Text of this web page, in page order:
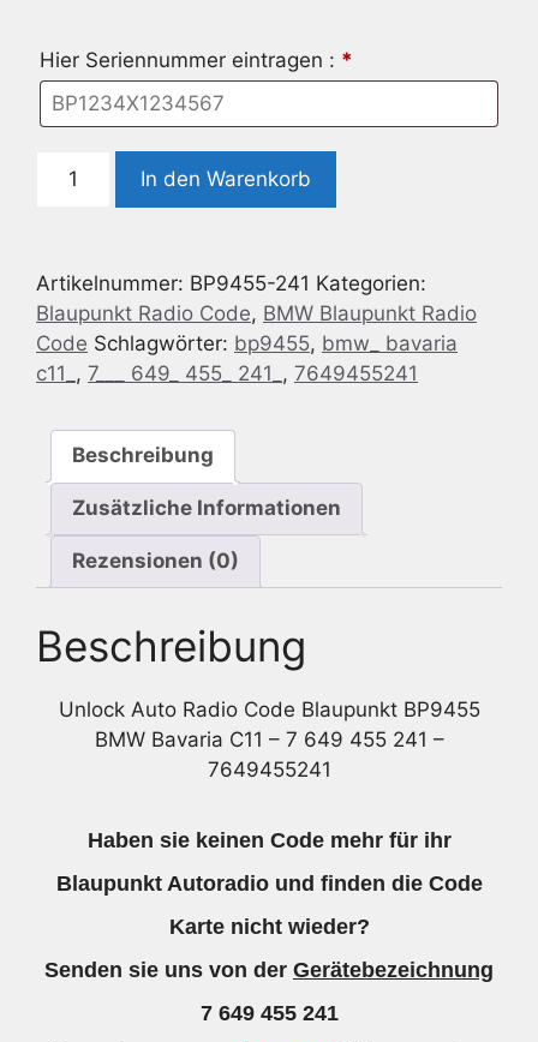
Hier Seriennummer eintragen : *
Code
Blaupunkt
BP9455
BMW
Bavaria
649
-
Menge
In den Warenkorb
Artikelnummer: BP9455-241 Kategorien:
Blaupunkt Radio Code, BMW Blaupunkt Radio
Code Schlagwörter: bp9455, bmw_ bavaria
c11_ , 7___ 649_ 455_ 241_ , 7649455241
Beschreibung
Zusätzliche Informationen
Rezensionen (0)
Beschreibung
Unlock Auto Radio Code Blaupunkt BP9455
BMW Bavaria C11 – 7 649 455 241 –
7649455241
Haben sie keinen Code mehr für ihr
Blaupunkt Autoradio und finden die Code
Karte nicht wieder?
Senden sie uns von der Gerätebezeichnung
7 649 455 241